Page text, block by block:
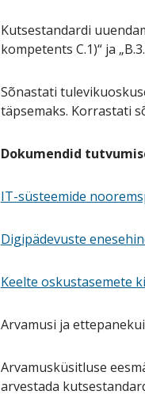
Kutsestandardi
kompetents C.1)“ ja
Sõnastati
täpsemaks. Korrastati
Dokumendid
IT-süsteemide
Digipädevuste
Keelte oskustasemete
Arvamusi ja
Arvamusküsitluse
arvestada